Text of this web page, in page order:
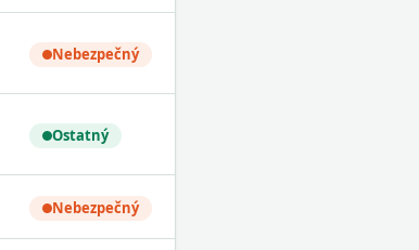
Nebezpečný
Ostatný
Nebezpečný